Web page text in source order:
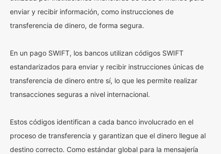
enviar y recibir información, como instrucciones de
transferencia de dinero, de forma segura.
En un pago SWIFT, los bancos utilizan códigos SWIFT
estandarizados para enviar y recibir instrucciones únicas de
transferencia de dinero entre sí, lo que les permite realizar
transacciones seguras a nivel internacional.
Estos códigos identifican a cada banco involucrado en el
proceso de transferencia y garantizan que el dinero llegue al
destino correcto. Como estándar global para la mensajería